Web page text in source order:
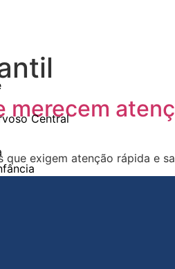
Central
exigem atenção rápida e